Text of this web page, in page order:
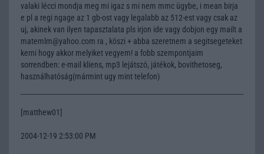
valaki lécci mondja meg mi igaz s mi nem mmc ügybe, i mean birja
e pl a regi ngage az 1 gb-ost vagy legalabb az 512-est vagy csak az
uj, akinek van ilyen tapasztalata pls irjon ide vagy dobjon egy mailt a
matemlm@yahoo.com ra , köszi + abba szeretnem a segitsegeteket
kerni hogy akkor melyiket vegyem! a fobb szempontjaim
sorrendben: e-mail kliens, mp3 lejátszó, játékok, bovithetoseg,
használhatóság(mármint ugy mint telefon)
[matthew01]
2004-12-19 2:53:00 PM